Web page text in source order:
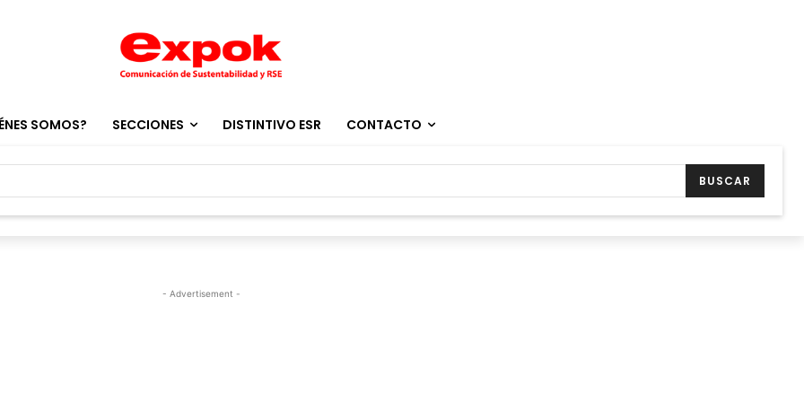
SOMOS? SECCIONES DISTINTIVO ESR CONTACTO
BUSCAR
- Advertisement -